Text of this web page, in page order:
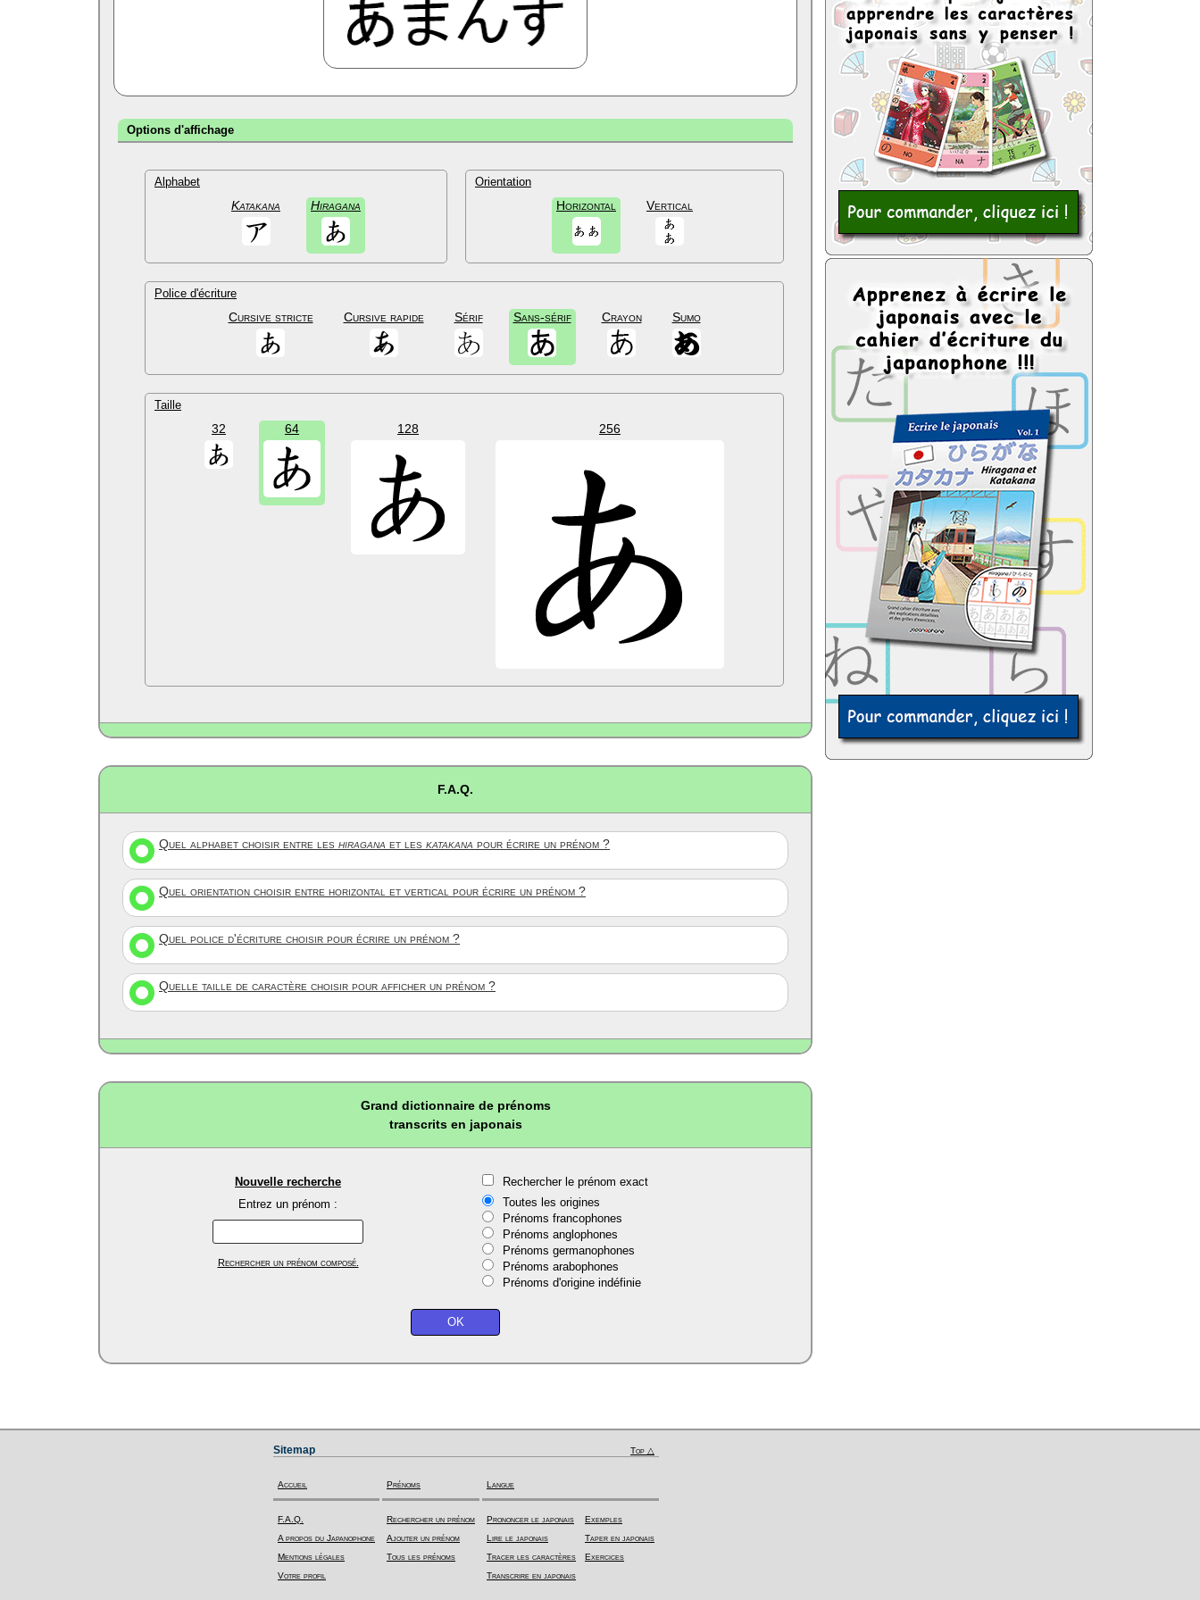
Options d'affichage
Alphabet
Katakana Hiragana
Orientation
Horizontal Vertical
Police d'écriture
Cursive stricte Cursive rapide Sérif Sans-sérif Crayon Sumo
Taille
32 64 128 256
F.A.Q.
Quel alphabet choisir entre les hiragana et les katakana pour écrire un prénom ?
Quel orientation choisir entre horizontal et vertical pour écrire un prénom ?
Quel police d'écriture choisir pour écrire un prénom ?
Quelle taille de caractère choisir pour afficher un prénom ?
Grand dictionnaire de prénoms
transcrits en japonais
Nouvelle recherche
Entrez un prénom :
Rechercher un prénom composé.
Rechercher le prénom exact
Toutes les origines
Prénoms francophones
Prénoms anglophones
Prénoms germanophones
Prénoms arabophones
Prénoms d'origine indéfinie
Sitemap Top △
Accueil
F.A.Q.
A propos du Japanophone
Mentions légales
Votre profil
Prénoms
Rechercher un prénom
Ajouter un prénom
Tous les prénoms
Langue
Prononcer le japonais
Lire le japonais
Tracer les caractères
Transcrire en japonais
Exemples
Taper en japonais
Exercices